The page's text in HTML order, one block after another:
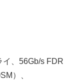
、56Gb/s FDR
）、